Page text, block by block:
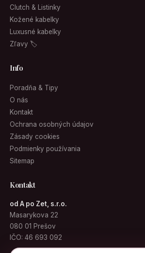
Clutch & Listinky
Kožené kabelky
Luxusné kabelky
Zľavy 🏷
Info
Poradňa & Tipy
O nás
Kontakt
Ochrana osobných údajov
Zásady cookies
Podmienky používania
Sitemap
Kontakt
od A po Zet, s.r.o.
Masarykova 22
080 01 Prešov
IČO: 46 693 092